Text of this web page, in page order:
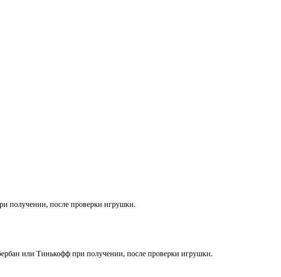
получении, после проверки игрушки.
или Тинькофф при получении, после проверки игрушки.